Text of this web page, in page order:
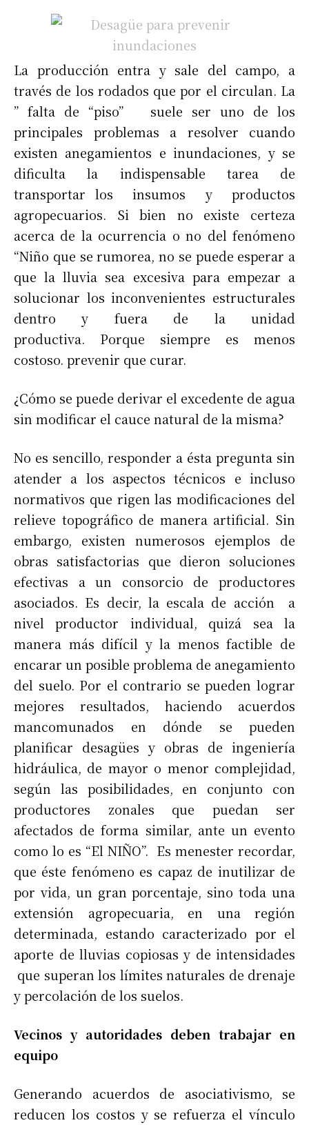
La producción entra y sale del campo, a
través de los rodados que por el circulan. La
” falta de “piso” suele ser uno de los
principales problemas a resolver cuando
existen anegamientos e inundaciones, y se
dificulta la indispensable tarea de
transportar los insumos y productos
agropecuarios. Si bien no existe certeza
acerca de la ocurrencia o no del fenómeno
“Niño que se rumorea, no se puede esperar a
que la lluvia sea excesiva para empezar a
solucionar los inconvenientes estructurales
dentro y fuera de la unidad
productiva. Porque siempre es menos
costoso. prevenir que curar.
¿Cómo se puede derivar el excedente de agua
sin modificar el cauce natural de la misma?
No es sencillo, responder a ésta pregunta sin
atender a los aspectos técnicos e incluso
normativos que rigen las modificaciones del
relieve topográfico de manera artificial. Sin
embargo, existen numerosos ejemplos de
obras satisfactorias que dieron soluciones
efectivas a un consorcio de productores
asociados. Es decir, la escala de acción a
nivel productor individual, quizá sea la
manera más difícil y la menos factible de
encarar un posible problema de anegamiento
del suelo. Por el contrario se pueden lograr
mejores resultados, haciendo acuerdos
mancomunados en dónde se pueden
planificar desagües y obras de ingeniería
hidráulica, de mayor o menor complejidad,
según las posibilidades, en conjunto con
productores zonales que puedan ser
afectados de forma similar, ante un evento
como lo es “El NIÑO”. Es menester recordar,
que éste fenómeno es capaz de inutilizar de
por vida, un gran porcentaje, sino toda una
extensión agropecuaria, en una región
determinada, estando caracterizado por el
aporte de lluvias copiosas y de intensidades
que superan los límites naturales de drenaje
y percolación de los suelos.
Vecinos y autoridades deben trabajar en
equipo
Generando acuerdos de asociativismo, se
reducen los costos y se refuerza el vínculo